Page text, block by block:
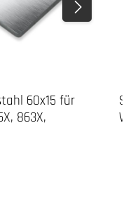
60x15 für
863X,